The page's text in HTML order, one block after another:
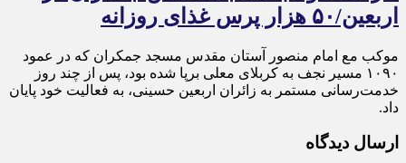
اربعین/۵۰ هزار پرس غذای روزانه
موکب مع امام منصور آستان مقدس مسجد جمکران که در عمود
۱۰۹۰ مسیر نجف به کربلای معلی برپا شده بود، پس از چند روز
خدمت‌رسانی مستمر به زائران اربعین حسینی، به فعالیت خود پایان
داد.
ارسال دیدگاه